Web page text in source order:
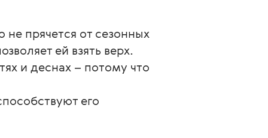
прячется от сезонных
ей взять верх.
и деснах – потому что
его